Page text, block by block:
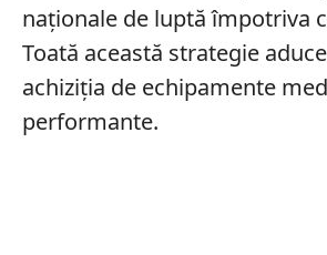
naționale de luptă împotriva
Toată această strategie
achiziția de echipamente
performante.